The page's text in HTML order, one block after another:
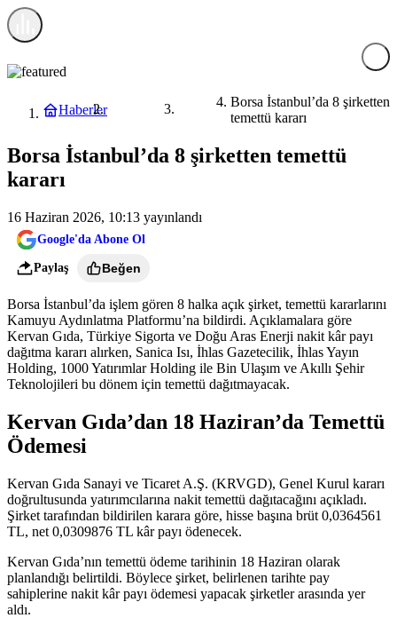
Haberler Ekonomi
Borsa İstanbul’da 8 şirketten
temettü kararı
Borsa İstanbul’da 8 şirketten temettü
kararı
16 Haziran 2026, 10:13 yayınlandı
Google'da Abone Ol
Paylaş Beğen
Borsa İstanbul’da işlem gören 8 halka açık şirket, temettü kararlarını
Kamuyu Aydınlatma Platformu’na bildirdi. Açıklamalara göre
Kervan Gıda, Türkiye Sigorta ve Doğu Aras Enerji nakit kâr payı
dağıtma kararı alırken, Sanica Isı, İhlas Gazetecilik, İhlas Yayın
Holding, 1000 Yatırımlar Holding ile Bin Ulaşım ve Akıllı Şehir
Teknolojileri bu dönem için temettü dağıtmayacak.
Kervan Gıda’dan 18 Haziran’da Temettü
Ödemesi
Kervan Gıda Sanayi ve Ticaret A.Ş. (KRVGD), Genel Kurul kararı
doğrultusunda yatırımcılarına nakit temettü dağıtacağını açıkladı.
Şirket tarafından bildirilen karara göre, hisse başına brüt 0,0364561
TL, net 0,0309876 TL kâr payı ödenecek.
Kervan Gıda’nın temettü ödeme tarihinin 18 Haziran olarak
planlandığı belirtildi. Böylece şirket, belirlenen tarihte pay
sahiplerine nakit kâr payı ödemesi yapacak şirketler arasında yer
aldı.